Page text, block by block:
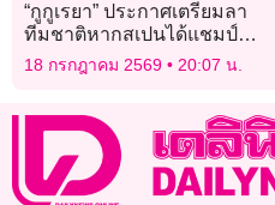
“กูกูเรยา” ประกาศเตรียมลา
ทีมชาติหากสเปนได้แชมป์
โลก
18 กรกฎาคม 2569 20:07 น.